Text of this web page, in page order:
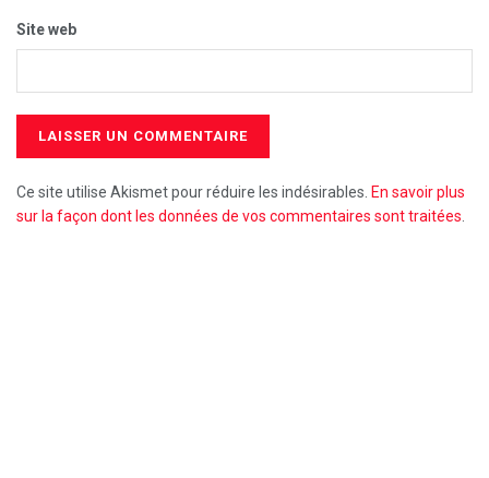
Site web
Ce site utilise Akismet pour réduire les indésirables. En savoir plus
sur la façon dont les données de vos commentaires sont traitées